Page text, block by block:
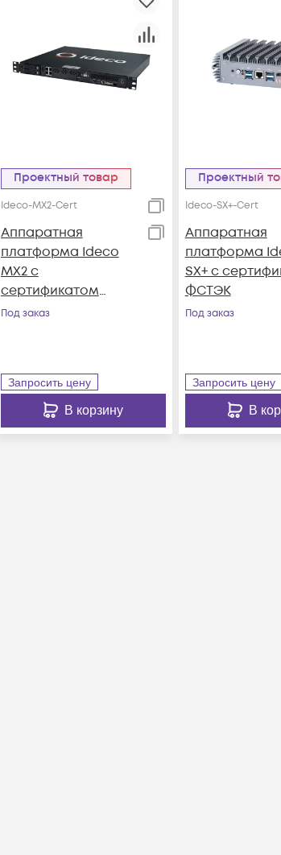
Проектный товар
Ideco-MX2-Cert
Аппаратная
платформа Ideco
MX2 с
сертификатом
ФСТЭК
Под заказ
Запросить цену
В корзину
Проектный
Ideco-SX+-Cert
Аппаратная
платформа
SX+ с
ФСТЭК
Под заказ
Запросить цену
В